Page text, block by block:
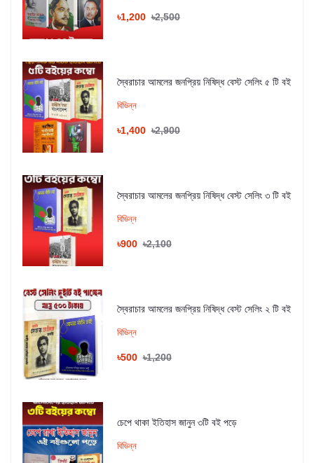
৳1,200 ৳2,500
স্বৈরাচার আমলের জনপ্রিয় নিষিদ্ধ বেস্ট সেলিং ৫ টি বই
বিভিন্ন
৳1,400 ৳2,900
স্বৈরাচার আমলের জনপ্রিয় নিষিদ্ধ বেস্ট সেলিং ৩ টি বই
বিভিন্ন
৳900 ৳2,100
স্বৈরাচার আমলের জনপ্রিয় নিষিদ্ধ বেস্ট সেলিং ২ টি বই
বিভিন্ন
৳500 ৳1,200
চেপে থাকা ইতিহাস জানুন ৩টি বই পড়ে
বিভিন্ন